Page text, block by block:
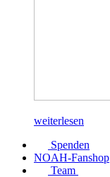
weiterlesen
Spenden
NOAH-Fanshop
Team